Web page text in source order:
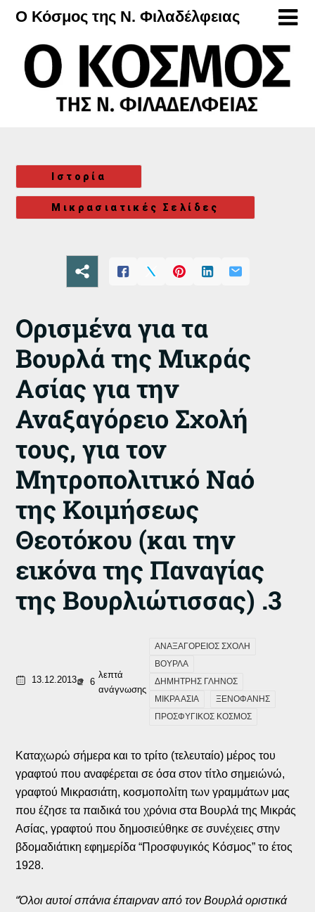
Μετάβαση
περιεχόμενο
Ο Κόσμος της Ν. Φιλαδέλφειας
Ιστορία
Μικρασιατικές Σελίδες
Ορισμένα για τα
Βουρλά της Μικράς
Ασίας για την
Αναξαγόρειο Σχολή
τους, για τον
Μητροπολιτικό Ναό
της Κοιμήσεως
Θεοτόκου (και την
εικόνα της Παναγίας
της Βουρλιώτισσας) .3
13.12.2013 6
λεπτά
ανάγνωσης
ΑΝΑΞΑΓΟΡΕΙΟΣ ΣΧΟΛΗ
ΒΟΥΡΛΑ
ΔΗΜΗΤΡΗΣ ΓΛΗΝΟΣ
ΜΙΚΡΑ ΑΣΙΑ
ΞΕΝΟΦΑΝΗΣ
ΠΡΟΣΦΥΓΙΚΟΣ ΚΟΣΜΟΣ
Καταχωρώ σήμερα και το τρίτο (τελευταίο) μέρος του
γραφτού που αναφέρεται σε όσα στον τίτλο σημειώνώ,
γραφτού Μικρασιάτη, κοσμοπολίτη των γραμμάτων μας
που έζησε τα παιδικά του χρόνια στα Βουρλά της Μικράς
Ασίας, γραφτού που δημοσιεύθηκε σε συνέχειες στην
βδομαδιάτικη εφημερίδα “Προσφυγικός Κόσμος” το έτος
1928.
“Όλοι αυτοί σπάνια έπαιρναν από τον Βουρλά οριστικά